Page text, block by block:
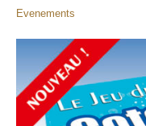
Evenements